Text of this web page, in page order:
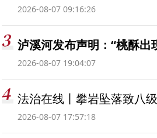
2026-08-07 09:16:26
泸溪河发布声明：“桃酥出
2026-08-07 19:04:07
法治在线丨攀岩坠落致八
2026-08-07 17:57:18